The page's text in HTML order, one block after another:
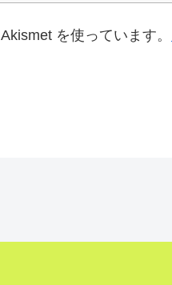
を使っています。